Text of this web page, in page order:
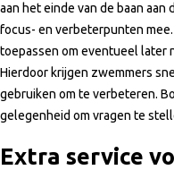
aan het einde van de baan
focus- en verbeterpunten
toepassen om eventueel later
Hierdoor krijgen zwemmers
gebruiken om te verbeteren.
gelegenheid om vragen te
Extra service